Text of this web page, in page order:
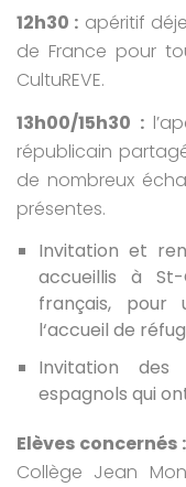
12h30 : apéritif
de France pour
CultuREVE.
13h00/15h30 :
républicain
de nombreux
présentes.
Invitation et
accueillis à
français,
l‘accueil de
Invitation des
espagnols qui
Elèves concernés :
Collège Jean